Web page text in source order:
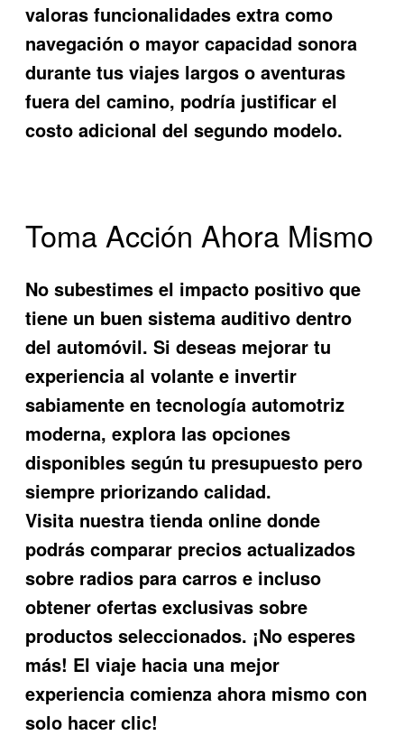
valoras funcionalidades extra como
navegación o mayor capacidad sonora
durante tus viajes largos o aventuras
fuera del camino, podría justificar el
costo adicional del segundo modelo.
Toma Acción Ahora Mismo
No subestimes el impacto positivo que
tiene un buen sistema auditivo dentro
del automóvil. Si deseas mejorar tu
experiencia al volante e invertir
sabiamente en tecnología automotriz
moderna, explora las opciones
disponibles según tu presupuesto pero
siempre priorizando calidad.
Visita nuestra tienda online donde
podrás comparar precios actualizados
sobre radios para carros e incluso
obtener ofertas exclusivas sobre
productos seleccionados. ¡No esperes
más! El viaje hacia una mejor
experiencia comienza ahora mismo con
solo hacer clic!